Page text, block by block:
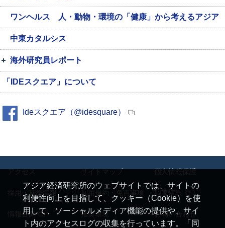
ワンヘルス 人・動物・環境の「健康」から考えるアジア
中東カタルシス
海外研究員レポート
「IDEスクエア」について
Ideスクエア（@idesquare）
アジア経済研究所のウェブサイトでは、サイトの
利便性向上を目指して、クッキー（Cookie）を使
用して、ソーシャルメディア機能の提供や、サイ
ト内のアクセスログの収集を行っています。「同
アクセス サイトマップ 個人情報保護
採用・募集情報 利用規約・免責事項
情報公開 推奨環境 お問い合わせ